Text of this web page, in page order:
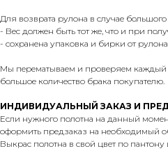
Для возврата рулона в случае большого
- Вес должен быть тот же, что и при
- сохранена упаковка и бирки от рулона
Мы перематываем и проверяем каждый
большое количество брака покупателю.
ИНДИВИДУАЛЬНЫЙ ЗАКАЗ И
Если нужного полотна на данный
оформить предзаказ на необходимый
Выкрас полотна в свой цвет по пантону